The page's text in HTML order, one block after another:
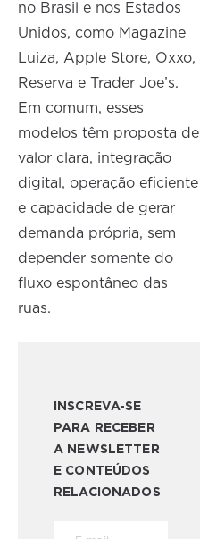
no Brasil e nos Estados
Unidos, como Magazine
Luiza, Apple Store, Oxxo,
Reserva e Trader Joe’s.
Em comum, esses
modelos têm proposta de
valor clara, integração
digital, operação eficiente
e capacidade de gerar
demanda própria, sem
depender somente do
fluxo espontâneo das
ruas.
INSCREVA-SE
PARA RECEBER
A NEWSLETTER
E CONTEÚDOS
RELACIONADOS